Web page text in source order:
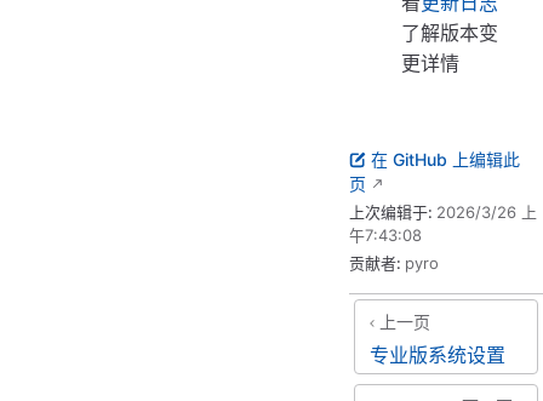
了解版本变
更详情
在 GitHub 上编辑此
页
上次编辑于: 2026/3/26 上
午7:43:08
贡献者: pyro
上一页
专业版系统设置